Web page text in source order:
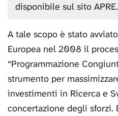
disponibile sul sito APRE.
A tale scopo è stato
Europea nel 2008 il
“Programmazione
strumento per
investimenti in Ricerca e
concertazione degli sforzi.